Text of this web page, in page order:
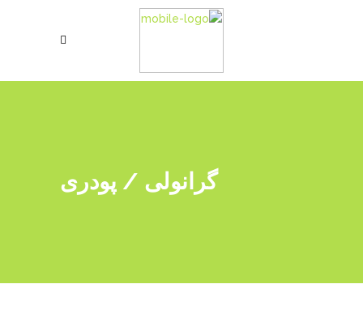
گرانولی / پودری